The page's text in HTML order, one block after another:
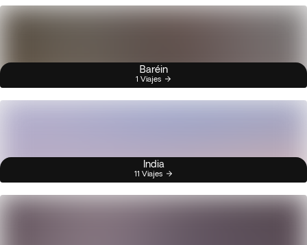
Baréin
1 Viajes
India
11 Viajes